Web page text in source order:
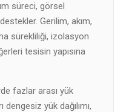
süreci, görsel
Gerilim, akım,
sürekliliği, izolasyon
tesisin yapısına
fazlar arası yük
yük dağılımı,